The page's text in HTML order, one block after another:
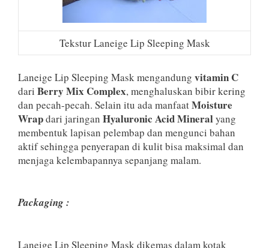
Tekstur Laneige Lip Sleeping Mask
Laneige Lip Sleeping Mask mengandung vitamin C
dari Berry Mix Complex, menghaluskan bibir kering
dan pecah-pecah. Selain itu ada manfaatMoisture
Wrapdari jaringan Hyaluronic Acid Mineralyang
membentuk lapisan pelembap dan mengunci bahan
aktif sehingga penyerapan di kulit bisa maksimal dan
menjaga kelembapannya sepanjang malam.
Packaging :
Laneige Lip Sleeping Mask dikemas dalam kotak